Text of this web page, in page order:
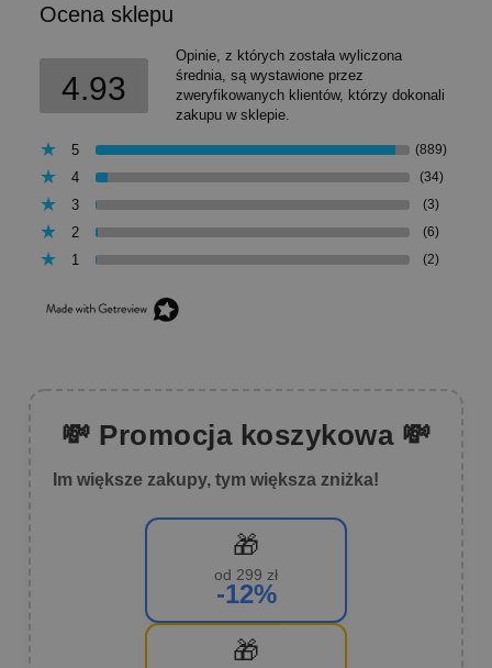
Ocena sklepu
4.93
Opinie, z których została wyliczona
średnia, są wystawione przez
zweryfikowanych klientów, którzy dokonali
zakupu w sklepie.
5 (889)
4 (34)
3 (3)
2 (6)
1 (2)
💸 Promocja koszykowa 💸
Im większe zakupy, tym większa zniżka!
🎁
od 299 zł
-12%
🎁